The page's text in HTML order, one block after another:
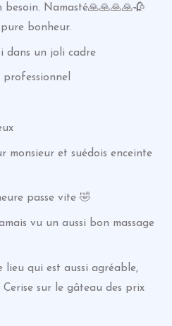
Namasté🙏🙏🙏🙏🥀
bonheur.
dans un joli cadre
professionnel
monsieur et suédois enceinte
passe vite 🤣
vu un aussi bon massage
lieu qui est aussi agréable,
sur le gâteau des prix